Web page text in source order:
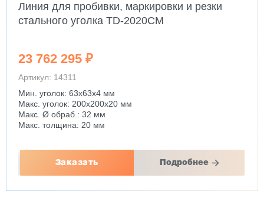
Линия для пробивки, маркировки и резки
стального уголка TD-2020CM
23 762 295 ₽
Артикул: 14311
Мин. уголок: 63x63x4 мм
Макс. уголок: 200x200x20 мм
Макс. Ø обраб.: 32 мм
Макс. толщина: 20 мм
Заказать Подробнее